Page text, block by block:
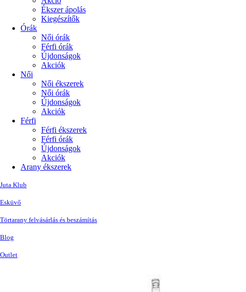
Ékszer ápolás
Kiegészítők
Órák
Női órák
Férfi órák
Újdonságok
Akciók
Női
Női ékszerek
Női órák
Újdonságok
Akciók
Férfi
Férfi ékszerek
Férfi órák
Újdonságok
Akciók
Arany ékszerek
Juta Klub
Esküvő
Törtarany felvásárlás és beszámítás
Blog
Outlet